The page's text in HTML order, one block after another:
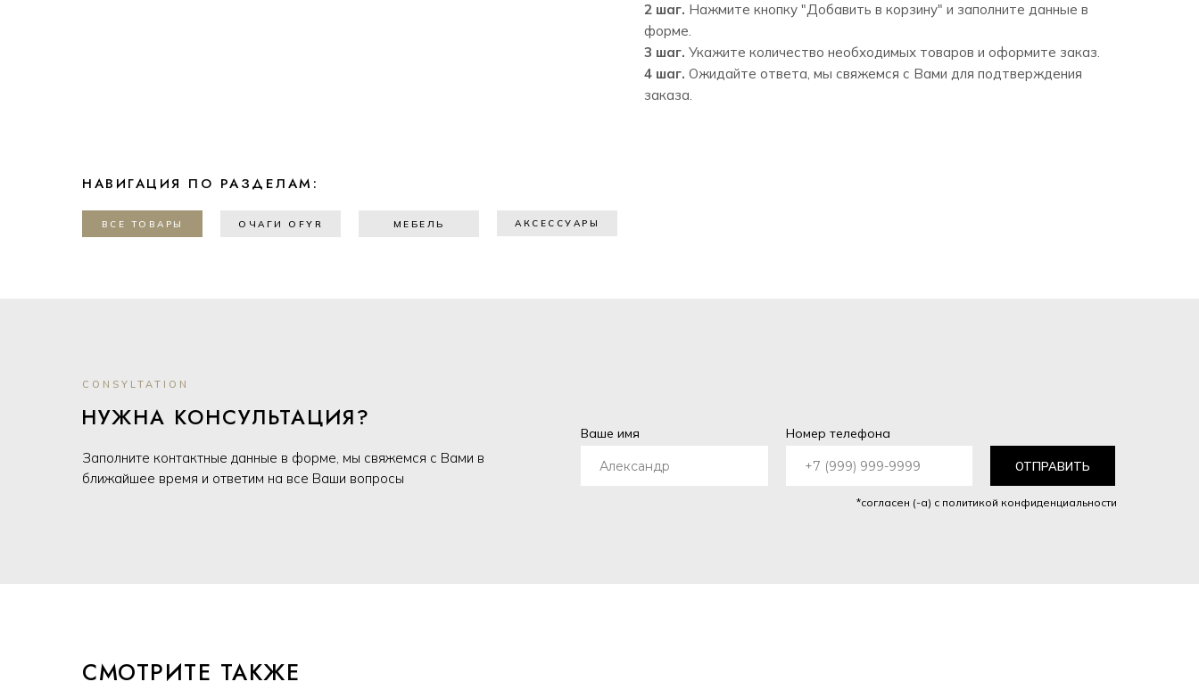
2 шаг. Нажмите кнопку "Добавить в корзину" и заполните данные в
форме.
3 шаг. Укажите количество необходимых товаров и оформите заказ.
4 шаг. Ожидайте ответа, мы свяжемся с Вами для подтверждения
заказа.
НАВИГАЦИЯ ПО РАЗДЕЛАМ:
ВСЕ ТОВАРЫ МЕБЕЛЬ
ОЧАГИ OFYR АКСЕССУАРЫ
Ваше имя Номер телефона
ОТПРАВИТЬ
Заполните контактные данные в форме, мы свяжемся с Вами в
ближайшее время и ответим на все Ваши вопросы
НУЖНА КОНСУЛЬТАЦИЯ?
*согласен (-а) с политикой конфиденциальности
CONSYLTATION
СМОТРИТЕ ТАКЖЕ